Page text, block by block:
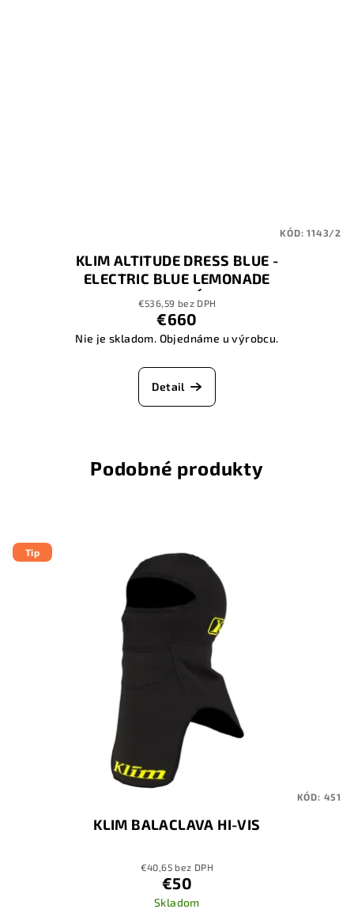
KLIM ALTITUDE DRESS BLUE -
ELECTRIC BLUE LEMONADE
NOHAVICE DÁMSKE
€536,59 bez DPH
€660
Nie je skladom. Objednáme u výrobcu.
Detail
KÓD:1143/2
Podobné produkty
Tip
KLIM BALACLAVA HI-VIS
€40,65 bez DPH
€50
Skladom
KÓD: 451